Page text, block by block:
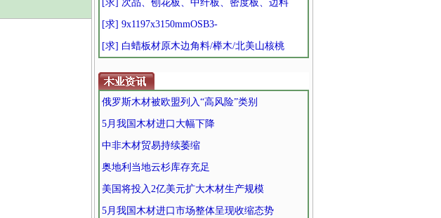
[求] 次品、刨花板、中纤板、密度板、边料
[求] 9x1197x3150mmOSB3-
[求] 白蜡板材原木边角料/榉木/北美山核桃
俄罗斯木材被欧盟列入“高风险”类别
5月我国木材进口大幅下降
中非木材贸易持续萎缩
奥地利当地云杉库存充足
美国将投入2亿美元扩大木材生产规模
5月我国木材进口市场整体呈现收缩态势